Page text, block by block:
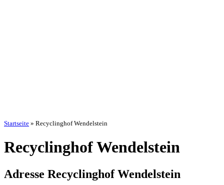
Startseite » Recyclinghof Wendelstein
Recyclinghof Wendelstein
Adresse Recyclinghof Wendelstein